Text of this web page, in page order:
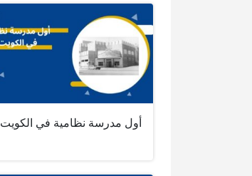
أول مدرسة نظامية في الكويت